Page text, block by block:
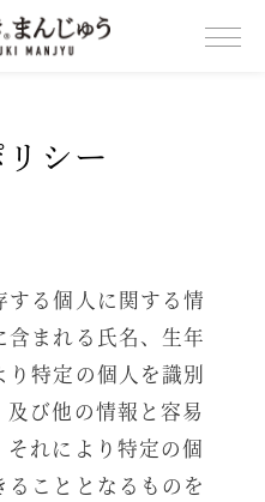
シー
する個人に関する情
まれる氏名、生年
り特定の個人を識別
び他の情報と容易
れにより特定の個
こととなるものを